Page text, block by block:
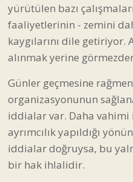
yürütülen bazı
faaliyetlerinin - zemini
kaygılarını dile getiriyor.
alınmak yerine
Günler geçmesine
organizasyonunun
iddialar var. Daha vahimi
ayrımcılık yapıldığı
iddialar doğruysa, bu
bir hak ihlalidir.